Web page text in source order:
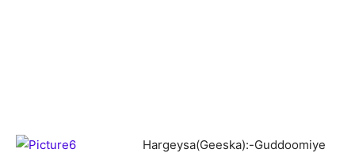
Hargeysa(Geeska):-Guddoomiye